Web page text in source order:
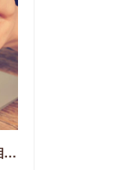
ショパン・マリアージュの無料相談予約申込み